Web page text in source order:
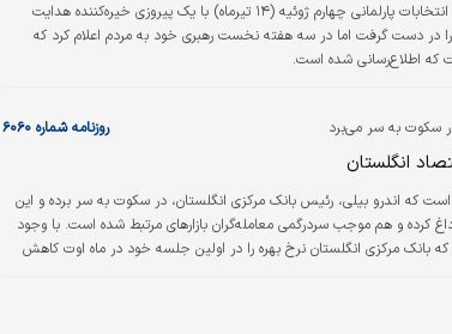
حزب کارگر انگلیس در انتخابات پارلمانی چهارم ژوئیه (۱۴ تیرماه) با یک پیروزی خیره‌کننده هدایت
در دست گرفت اما در سه هفته نخست رهبری خود به مردم اعلام کرد که
که اطلاع‌رسانی شده است.
سکوت به سر می‌‌‌برد روزنامه شماره ۶۰۶۰
انگلستان
که اندرو بیلی، رئیس بانک مرکزی انگلستان، در سکوت به سر برده و این
کرده و هم موجب سردرگمی معامله‌‌‌گران بازارهای مرتبط شده است. با وجود
که بانک مرکزی انگلستان نرخ بهره را در اولین جلسه خود در ماه اوت کاهش